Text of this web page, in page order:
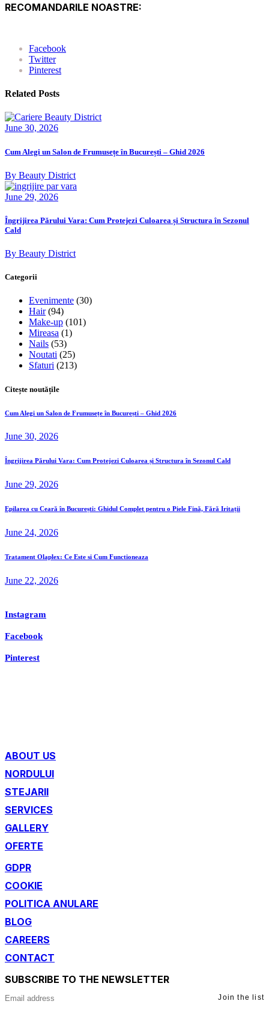
RECOMANDARILE NOASTRE:
Facebook
Twitter
Pinterest
Related Posts
June 30, 2026
Cum Alegi un Salon de Frumusețe în București – Ghid 2026
By Beauty District
June 29, 2026
Îngrijirea Părului Vara: Cum Protejezi Culoarea și Structura în Sezonul
Cald
By Beauty District
Categorii
Evenimente (30)
Hair(94)
Make-up (101)
Mireasa (1)
Nails (53)
Noutati (25)
Sfaturi (213)
Citește noutățile
Cum Alegi un Salon de Frumusețe în București – Ghid 2026
June 30, 2026
Îngrijirea Părului Vara: Cum Protejezi Culoarea și Structura în Sezonul Cald
June 29, 2026
Epilarea cu Ceară în București: Ghidul Complet pentru o Piele Fină, Fără Iritații
June 24, 2026
Tratament Olaplex: Ce Este si Cum Functioneaza
June 22, 2026
Instagram
Facebook
Pinterest
ABOUT US
NORDULUI
STEJARII
SERVICES
GALLERY
OFERTE
GDPR
COOKIE
POLITICA ANULARE
BLOG
CAREERS
CONTACT
SUBSCRIBE TO THE NEWSLETTER
Join the list